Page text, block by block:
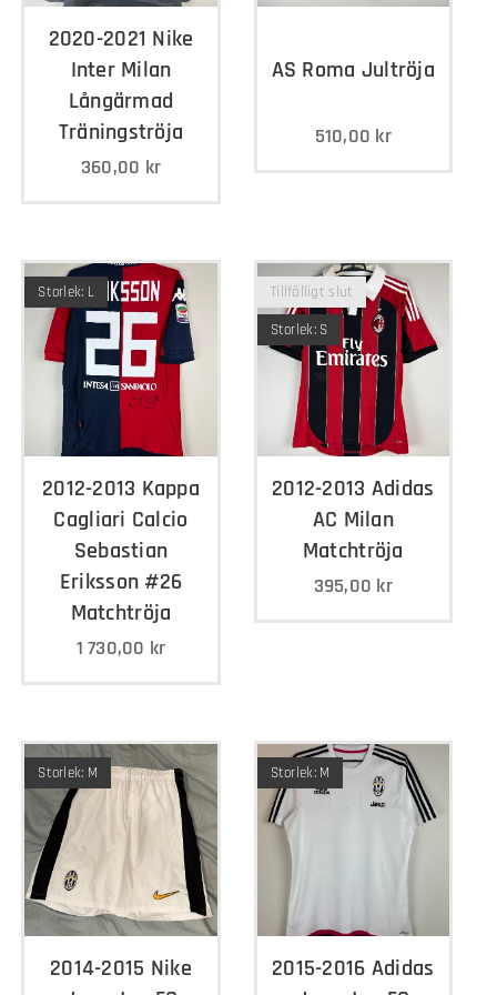
2020-2021 Nike
Inter Milan
Långärmad
Träningströja
360,00 kr
AS Roma Jultröja
510,00 kr
2012-2013 Kappa
Cagliari Calcio
Sebastian
Eriksson #26
Matchtröja
Storlek: L
1 730,00 kr
2012-2013 Adidas
AC Milan
Matchtröja
Tillfälligt slut
Storlek: S
395,00 kr
2014-2015 Nike
Storlek: M
2015-2016 Adidas
Storlek: M